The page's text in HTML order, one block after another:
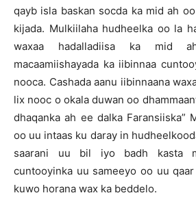
qayb isla baskan socda ka mid ah
kijada. Mulkiilaha hudheelka oo la
waxaa hadalladiisa ka mid
macaamiishayada ka iibinnaa
nooca. Cashada aanu iibinnaana
lix nooc o okala duwan oo
dhaqanka ah ee dalka Faransiiska”
oo uu intaas ku daray in
saarani uu bil iyo badh kasta
cuntooyinka uu sameeyo oo uu
kuwo horana wax ka beddelo.